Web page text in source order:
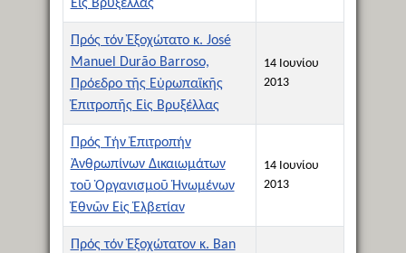
Εἰς Βρυξέλλας
Πρός τόν Ἐξοχώτατο κ. José
Manuel Durão Barroso,
Πρόεδρο τῆς Εὐρωπαϊκῆς
Ἐπιτροπῆς Εἰς Βρυξέλλας
14 Ιουνίου
2013
Πρός Τήν Ἐπιτροπήν
Ἀνθρωπίνων Δικαιωμάτων
τοῦ Ὀργανισμοῦ Ἡνωμένων
Ἐθνῶν Εἰς Ἑλβετίαν
14 Ιουνίου
2013
Πρός τόν Ἐξοχώτατον κ. Ban